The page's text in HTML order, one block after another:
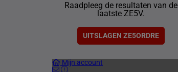
Raadpleeg de resultaten van de
laatste ZE5V.
UITSLAGEN ZE5ORDRE
Mijn account